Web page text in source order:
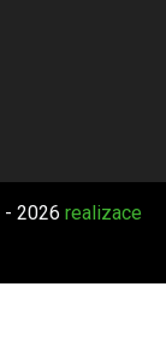
2026 realizace